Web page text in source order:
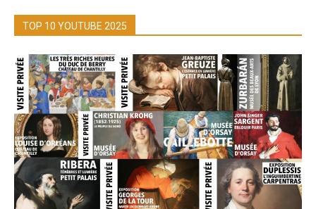
TOP 10 YOUTUBE 2025